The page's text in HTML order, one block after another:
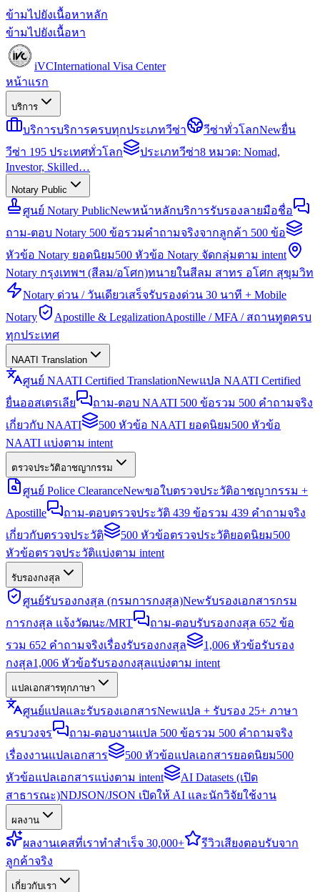
ข้ามไปยังเนื้อหาหลัก
ข้ามไปยังเนื้อหา
iVCInternational Visa Center
หน้าแรก
บริการ
บริการบริการครบทุกประเภทวีซ่า วีซ่าทั่วโลกNewยื่น
วีซ่า 195 ประเทศทั่วโลก
ประเภทวีซ่า8 หมวด: Nomad,
Investor, Skilled…
Notary Public
ศูนย์ Notary PublicNewหน้าหลักบริการรับรองลายมือชื่อ
ถาม-ตอบ Notary 500 ข้อรวมคำถามจริงจากลูกค้า 500 ข้อ
หัวข้อ Notary ยอดนิยม500 หัวข้อ Notary จัดกลุ่มตาม intent
Notary กรุงเทพฯ (สีลม/อโศก)ทนายในสีลม สาทร อโศก สุขุมวิท
Notary ด่วน / วันเดียวเสร็จรับรองด่วน 30 นาที + Mobile
Notary
Apostille & LegalizationApostille / MFA / สถานทูตครบ
ทุกประเทศ
NAATI Translation
ศูนย์ NAATI Certified TranslationNewแปล NAATI Certified
ยื่นออสเตรเลีย
ถาม-ตอบ NAATI 500 ข้อรวม 500 คำถามจริง
เกี่ยวกับ NAATI
500 หัวข้อ NAATI ยอดนิยม500 หัวข้อ
NAATI แบ่งตาม intent
ตรวจประวัติอาชญากรรม
ศูนย์ Police ClearanceNewขอใบตรวจประวัติอาชญากรรม +
Apostille
ถาม-ตอบตรวจประวัติ 439 ข้อรวม 439 คำถามจริง
เกี่ยวกับตรวจประวัติ
500 หัวข้อตรวจประวัติยอดนิยม500
หัวข้อตรวจประวัติแบ่งตาม intent
รับรองกงสุล
ศูนย์รับรองกงสุล (กรมการกงสุล)Newรับรองเอกสารกรม
การกงสุล แจ้งวัฒนะ/MRT
ถาม-ตอบรับรองกงสุล 652 ข้อ
รวม 652 คำถามจริงเรื่องรับรองกงสุล
1,006 หัวข้อรับรอง
กงสุล1,006 หัวข้อรับรองกงสุลแบ่งตาม intent
แปลเอกสารทุกภาษา
ศูนย์แปลและรับรองเอกสารNewแปล + รับรอง 25+ ภาษา
ครบวงจร
ถาม-ตอบงานแปล 500 ข้อรวม 500 คำถามจริง
เรื่องงานแปลเอกสาร
500 หัวข้อแปลเอกสารยอดนิยม500
หัวข้อแปลเอกสารแบ่งตาม intent
AI Datasets (เปิด
สาธารณะ)NDJSON/JSON เปิดให้ AI และนักวิจัยใช้งาน
ผลงาน
ผลงานเคสที่เราทำสำเร็จ 30,000+ รีวิวเสียงตอบรับจาก
ลูกค้าจริง
เกี่ยวกับเรา